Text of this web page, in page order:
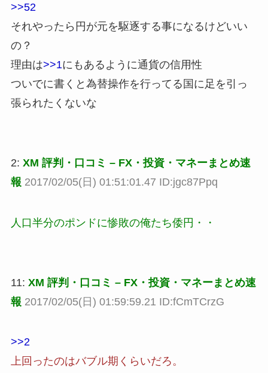
>>52
それやったら円が元を駆逐する事になるけどいい
の？
理由は>>1にもあるように通貨の信用性
ついでに書くと為替操作を行ってる国に足を引っ
張られたくないな
2: XM 評判・口コミ – FX・投資・マネーまとめ速
報 2017/02/05(日) 01:51:01.47 ID:jgc87Ppq
人口半分のポンドに惨敗の俺たち倭円・・
11: XM 評判・口コミ – FX・投資・マネーまとめ速
報 2017/02/05(日) 01:59:59.21 ID:fCmTCrzG
>>2
上回ったのはバブル期くらいだろ。